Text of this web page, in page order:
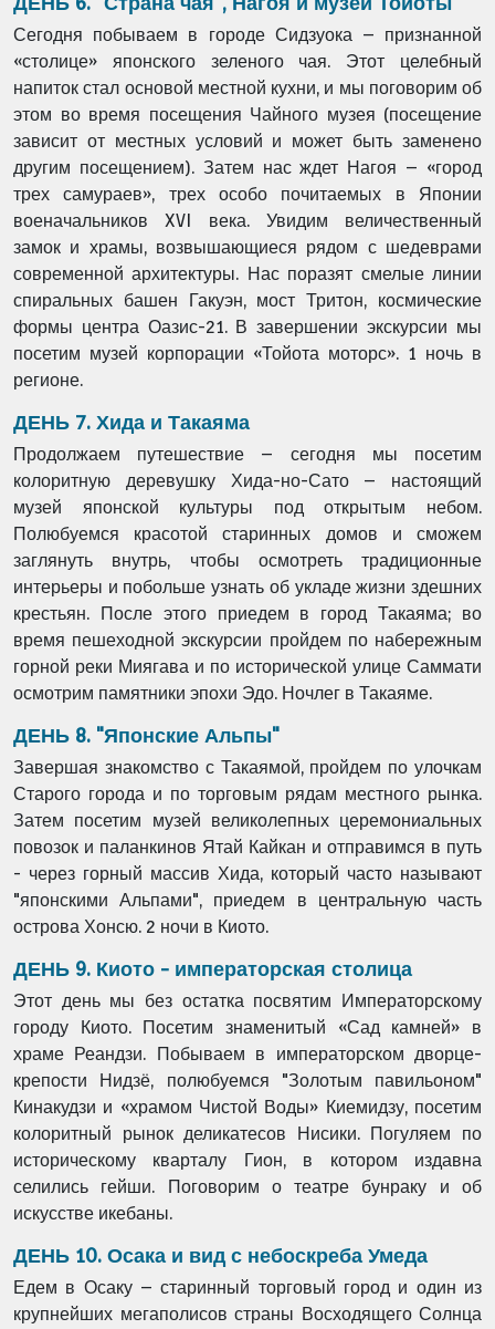
Сегодня побываем в городе Сидзуока – признанной
«столице» японского зеленого чая. Этот целебный
напиток стал основой местной кухни, и мы поговорим об
этом во время посещения Чайного музея (посещение
зависит от местных условий и может быть заменено
другим посещением). Затем нас ждет Нагоя – «город
трех самураев», трех особо почитаемых в Японии
военачальников XVI века. Увидим величественный
замок и храмы, возвышающиеся рядом с шедеврами
современной архитектуры. Нас поразят смелые линии
спиральных башен Гакуэн, мост Тритон, космические
формы центра Оазис-21. В завершении экскурсии мы
посетим музей корпорации «Тойота моторс». 1 ночь в
регионе.
ДЕНЬ 7. Хида и Такаяма
Продолжаем путешествие – сегодня мы посетим
колоритную деревушку Хида-но-Сато – настоящий
музей японской культуры под открытым небом.
Полюбуемся красотой старинных домов и сможем
заглянуть внутрь, чтобы осмотреть традиционные
интерьеры и побольше узнать об укладе жизни здешних
крестьян. После этого приедем в город Такаяма; во
время пешеходной экскурсии пройдем по набережным
горной реки Миягава и по исторической улице Саммати
осмотрим памятники эпохи Эдо. Ночлег в Такаяме.
ДЕНЬ 8. "Японские Альпы"
Завершая знакомство с Такаямой, пройдем по улочкам
Старого города и по торговым рядам местного рынка.
Затем посетим музей великолепных церемониальных
повозок и паланкинов Ятай Кайкан и отправимся в путь
- через горный массив Хида, который часто называют
"японскими Альпами", приедем в центральную часть
острова Хонсю. 2 ночи в Киото.
ДЕНЬ 9. Киото - императорская столица
Этот день мы без остатка посвятим Императорскому
городу Киото. Посетим знаменитый «Сад камней» в
храме Реандзи. Побываем в императорском дворце-
крепости Нидзё, полюбуемся "Золотым павильоном"
Кинакудзи и «храмом Чистой Воды» Киемидзу, посетим
колоритный рынок деликатесов Нисики. Погуляем по
историческому кварталу Гион, в котором издавна
селились гейши. Поговорим о театре бунраку и об
искусстве икебаны.
ДЕНЬ 10. Осака и вид с небоскреба Умеда
Едем в Осаку – старинный торговый город и один из
крупнейших мегаполисов страны Восходящего Солнца